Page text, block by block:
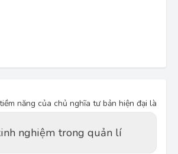
năng của chủ nghĩa tư bản hiện đại là
nghiệm trong quản lí